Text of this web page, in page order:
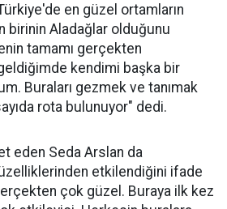
Türkiye'de en güzel ortamların
birinin Aladağlar olduğunu
tamamı gerçekten
kendimi başka bir
Buraları gezmek ve tanımak
rota bulunuyor" dedi.
eden Seda Arslan da
etkilendiğini ifade
çok güzel. Buraya ilk kez